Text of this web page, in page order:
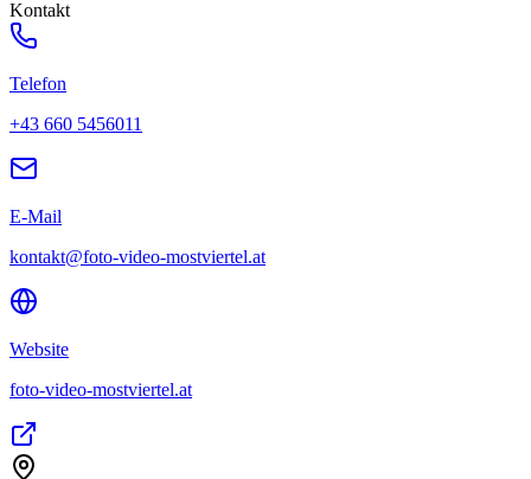
Kontakt
Telefon
+43 660 5456011
E-Mail
kontakt@foto-video-mostviertel.at
Website
foto-video-mostviertel.at